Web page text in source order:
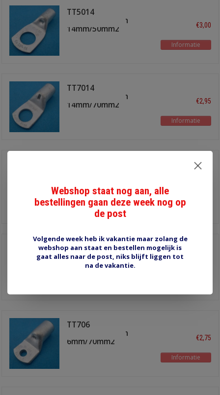
TT5014
buiskabelschoen
14mm/50mm2
€3,00
Informatie
TT7014
buiskabelschoen
14mm/70mm2
€2,95
Informatie
12mm/120mm2
TT7012
buiskabelschoen
12mm/70mm2
TT706
buiskabelschoen
6mm/70mm2
€2,75
Informatie
Webshop staat nog aan, alle
bestellingen gaan deze week nog op
de post
Volgende week heb ik vakantie maar zolang de
webshop aan staat en bestellen mogelijk is
gaat alles naar de post, niks blijft liggen tot
na de vakantie.